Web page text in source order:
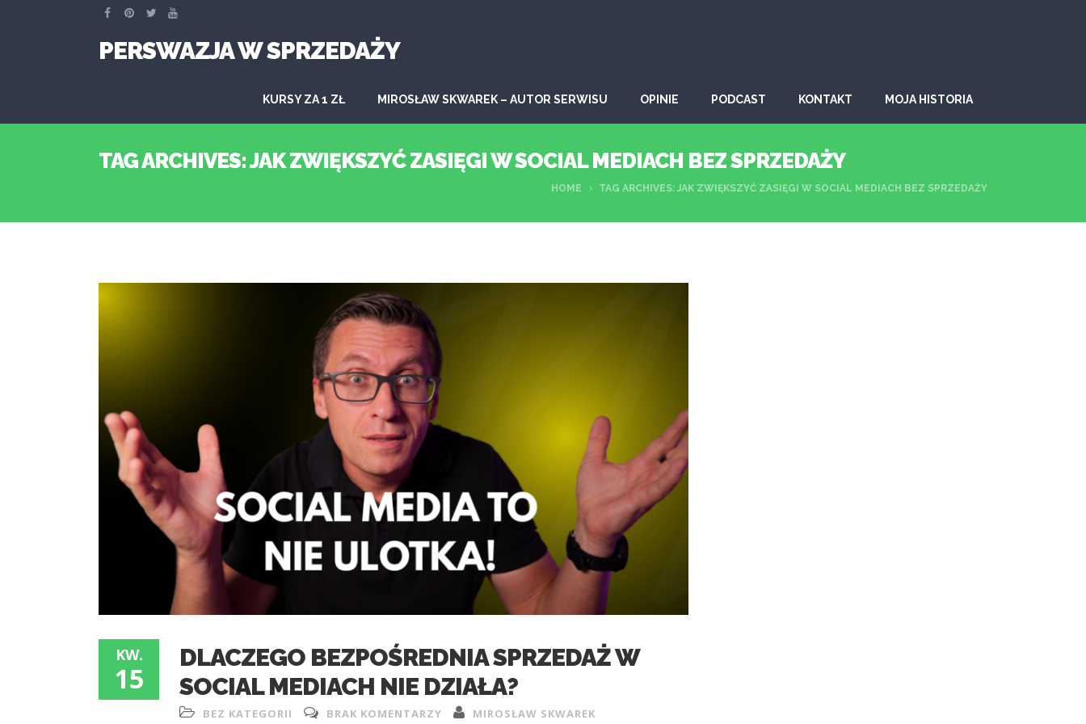
PERSWAZJA W SPRZEDAŻY
KURSY ZA 1 ZŁ MIROSŁAW SKWAREK – AUTOR SERWISU OPINIE PODCAST KONTAKT MOJA HISTORIA
TAG ARCHIVES: JAK ZWIĘKSZYĆ ZASIĘGI W SOCIAL MEDIACH BEZ SPRZEDAŻY
HOME TAG ARCHIVES: JAK ZWIĘKSZYĆ ZASIĘGI W SOCIAL MEDIACH BEZ SPRZEDAŻY
KW.
15
DLACZEGO BEZPOŚREDNIA SPRZEDAŻ W
SOCIAL MEDIACH NIE DZIAŁA?
BEZ KATEGORII BRAK KOMENTARZY MIROSŁAW SKWAREK